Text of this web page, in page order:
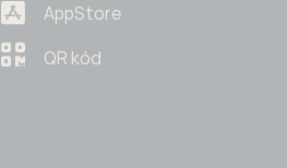
AppStore
QR kód